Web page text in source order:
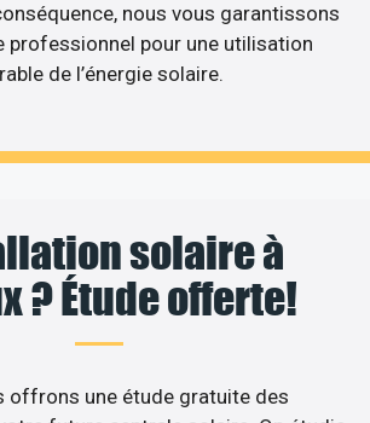
nous vous garantissons
professionnel pour une utilisation
de l’énergie solaire.
solaire à
? Étude offerte!
offrons une étude gratuite des